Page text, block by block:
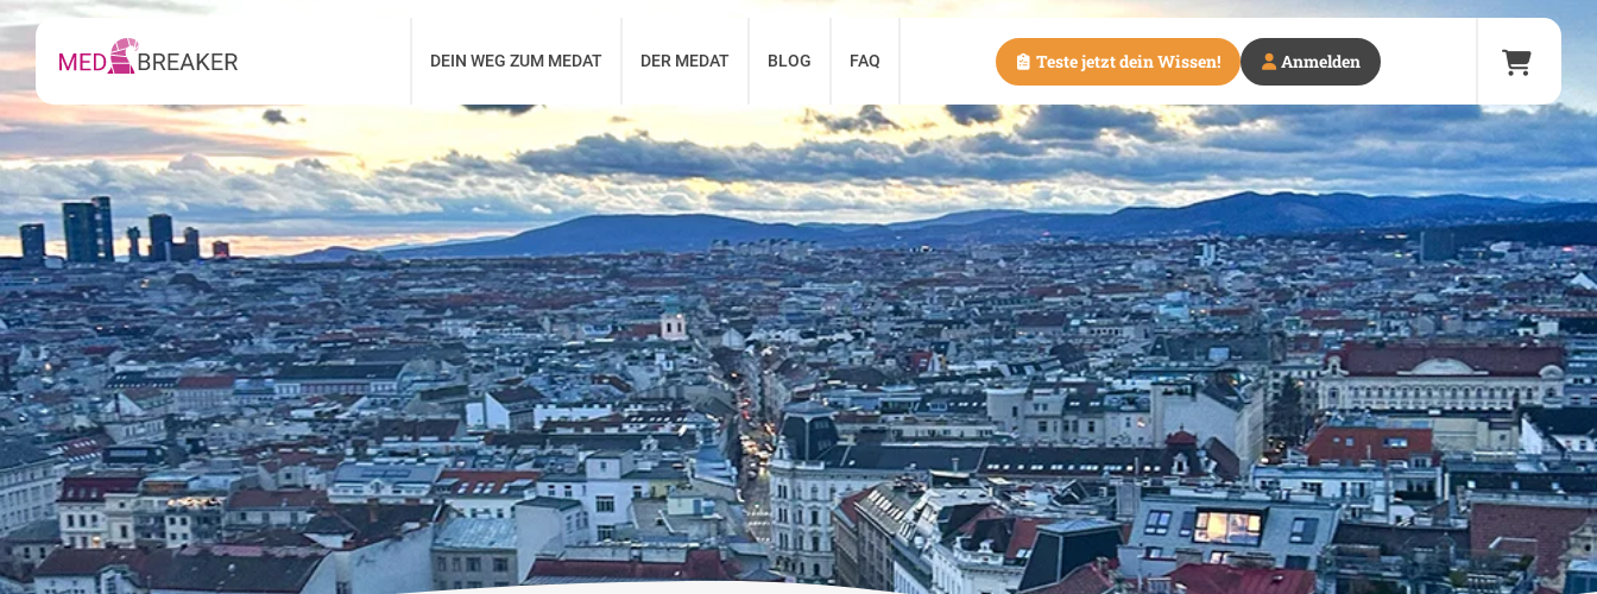
DEIN WEG ZUM MEDAT DER MEDAT BLOG FAQ Teste jetzt dein Wissen! Anmelden